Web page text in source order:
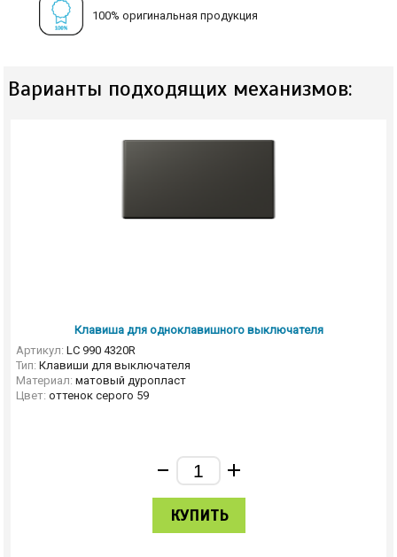
100% оригинальная продукция
Варианты подходящих механизмов:
Клавиша для одноклавишного выключателя
Артикул: LC 990 4320R
Тип: Клавиши для выключателя
Материал: матовый дуропласт
Цвет: оттенок серого 59
КУПИТЬ